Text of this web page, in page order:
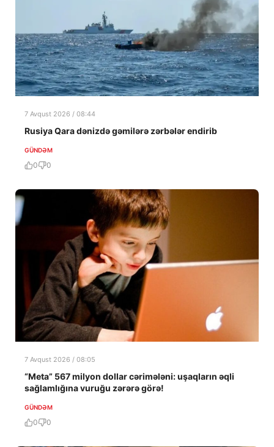
7 Avqust 2026 / 08:44
Rusiya Qara dənizdə gəmilərə zərbələr endirib
GÜNDƏM
0 0
7 Avqust 2026 / 08:05
“Meta” 567 milyon dollar cərimələni: uşaqların əqli
sağlamlığına vuruğu zərərə görə!
GÜNDƏM
0 0